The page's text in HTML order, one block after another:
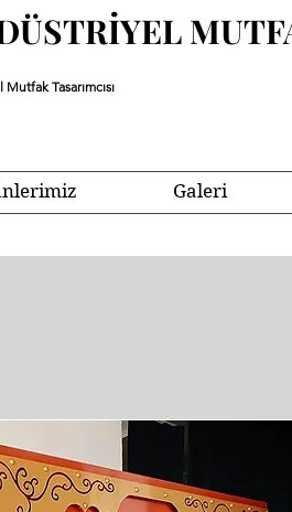
Tasarımcısı
Galeri